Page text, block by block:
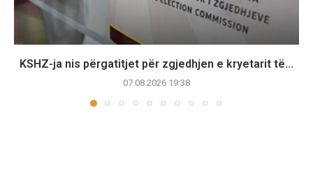
KSHZ-ja nis përgatitjet për zgjedhjen e kryetarit të...
07.08.2026 19:38